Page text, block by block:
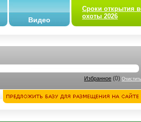
Видео
Сроки открытия
охоты 2026
Избранное (0) Очистить